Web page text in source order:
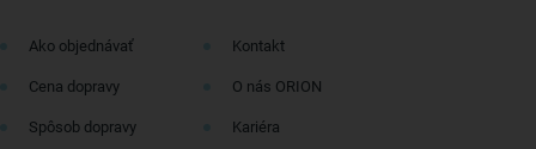
Ako objednávať
Cena dopravy
Spôsob dopravy
Kontakt
O nás ORION
Kariéra